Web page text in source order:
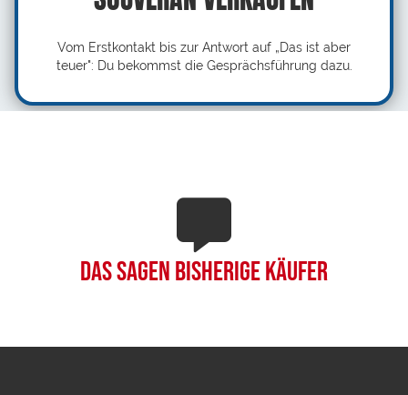
Vom Erstkontakt bis zur Antwort auf „Das ist aber
teuer": Du bekommst die Gesprächsführung dazu.
Das sagen bisherige Käufer